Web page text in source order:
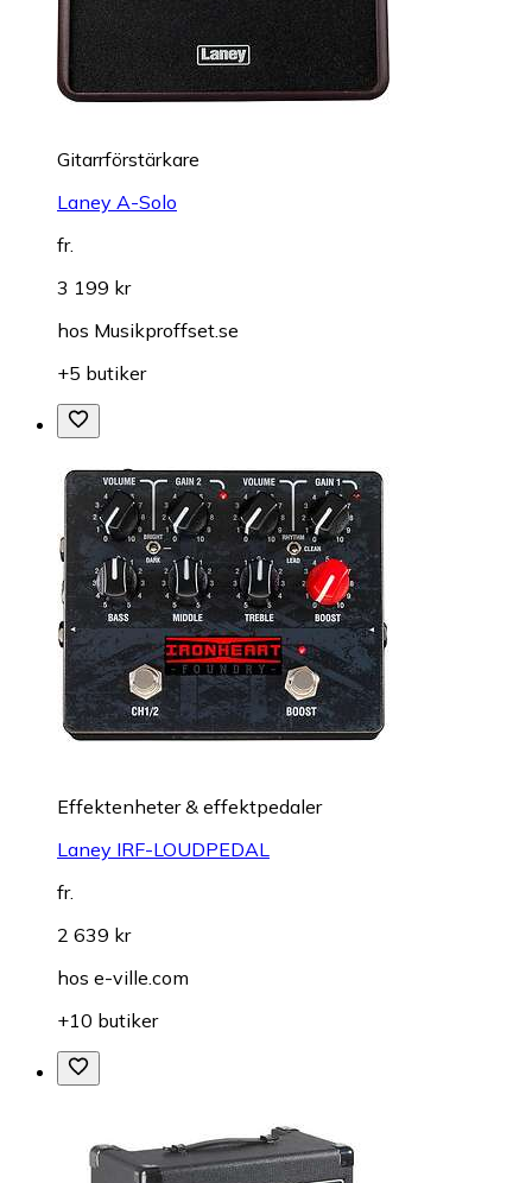
Gitarrförstärkare
Laney A-Solo
fr.
3 199 kr
hos Musikproffset.se
+5 butiker
Effektenheter & effektpedaler
Laney IRF-LOUDPEDAL
fr.
2 639 kr
hos e-ville.com
+10 butiker